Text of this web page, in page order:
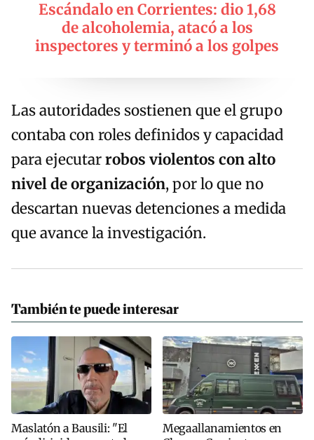
Escándalo en Corrientes: dio 1,68
de alcoholemia, atacó a los
inspectores y terminó a los golpes
Las autoridades sostienen que el grupo
contaba con roles definidos y capacidad
para ejecutarrobos violentos con alto
nivel de organización, por lo que no
descartan nuevas detenciones a medida
que avance la investigación.
También te puede interesar
Maslatón a Bausili: "El
Megaallanamientos en